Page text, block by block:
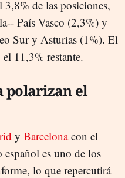
de las posiciones,
País Vasco (2,3%) y
Sur y Asturias (1%). El
11,3% restante.
polarizan el
y Barcelonacon el
es uno de los
lo que repercutirá